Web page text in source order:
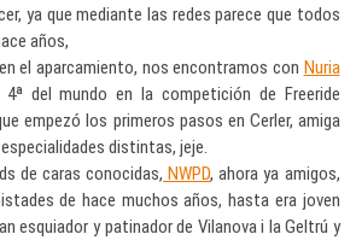
ya que mediante las redes parece que todos
años,
el aparcamiento, nos encontramos con Nuria
del mundo en la competición de Freeride
empezó los primeros pasos en Cerler, amiga
distintas, jeje.
de caras conocidas, NWPD, ahora ya amigos,
de hace muchos años, hasta era joven
esquiador y patinador de Vilanova i la Geltrú y